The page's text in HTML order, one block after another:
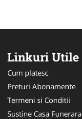
Linkuri Utile
Cum platesc
Preturi Abonamente
Termeni si Conditii
Sustine Casa Funerara